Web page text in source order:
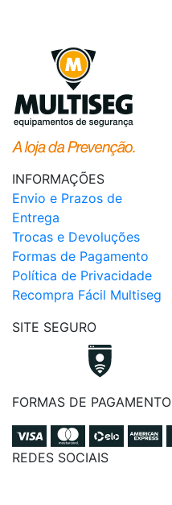
INFORMAÇÕES
Envio e Prazos de
Entrega
Trocas e Devoluções
Formas de Pagamento
Política de Privacidade
Recompra Fácil Multiseg
SITE SEGURO
FORMAS DE PAGAMENTO
REDES SOCIAIS